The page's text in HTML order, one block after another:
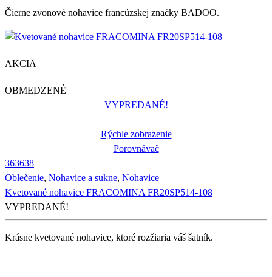
Čierne zvonové nohavice francúzskej značky BADOO.
AKCIA
OBMEDZENÉ
VYPREDANÉ!
Rýchle zobrazenie
Porovnávač
363638
Oblečenie, Nohavice a sukne, Nohavice
Kvetované nohavice FRACOMINA FR20SP514-108
VYPREDANÉ!
Krásne kvetované nohavice, ktoré rozžiaria váš šatník.